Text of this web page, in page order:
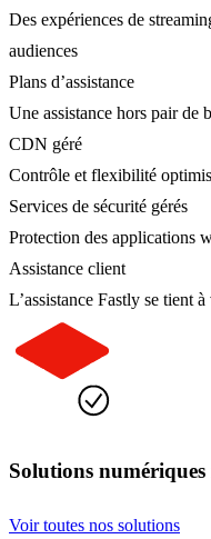
Des expériences de
audiences
Plans d’assistance
Une assistance hors pair de
CDN géré
Contrôle et flexibilité
Services de sécurité gérés
Protection des applications
Assistance client
L’assistance Fastly se tient
Solutions
Voir toutes nos solutions